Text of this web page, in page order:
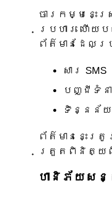
ចារកម្ម​នេ
ប្រហារ ហើ
ព័ត៌មាន​ដែល​ប្
សារ
បញ្ជីទំន
ទិន្នន័យទី
ព័ត៌មាននេះត្
ត្រួតពិនិត្យ
ហានិភ័យស